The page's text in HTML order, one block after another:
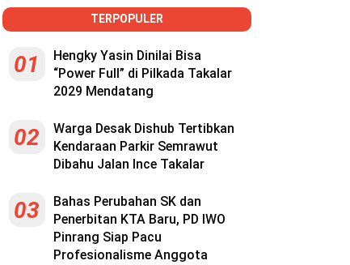
TERPOPULER
01
Hengky Yasin Dinilai Bisa
“Power Full” di Pilkada Takalar
2029 Mendatang
02
Warga Desak Dishub Tertibkan
Kendaraan Parkir Semrawut
Dibahu Jalan Ince Takalar
03
Bahas Perubahan SK dan
Penerbitan KTA Baru, PD IWO
Pinrang Siap Pacu
Profesionalisme Anggota